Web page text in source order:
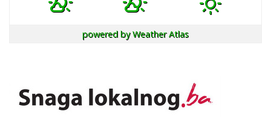
powered byWeather Atlas